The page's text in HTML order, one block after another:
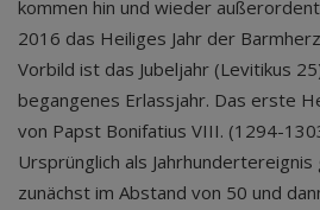
kommen hin und wieder
2016 das Heiliges Jahr der
Vorbild ist das Jubeljahr (Levitikus
begangenes Erlassjahr. Das erste
von Papst Bonifatius VIII. (1294-
Ursprünglich als
zunächst im Abstand von 50 und